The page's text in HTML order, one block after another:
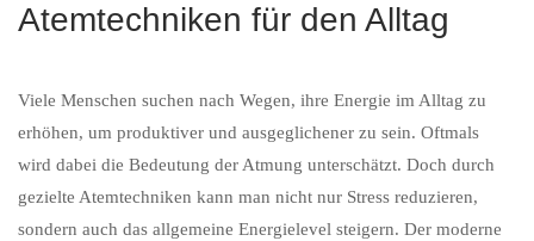
Atemtechniken für den Alltag
Viele Menschen suchen nach Wegen, ihre Energie im Alltag zu
erhöhen, um produktiver und ausgeglichener zu sein. Oftmals
wird dabei die Bedeutung der Atmung unterschätzt. Doch durch
gezielte Atemtechniken kann man nicht nur Stress reduzieren,
sondern auch das allgemeine Energielevel steigern. Der moderne